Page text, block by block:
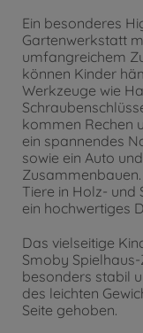
Ein besonderes
Gartenwerkstatt
umfangreichem
können Kinder
Werkzeuge wie
kommen Rechen
ein spannendes
sowie ein Auto
Tiere in Holz- und
ein hochwertiges
Das vielseitige
Smoby
besonders stabil
des leichten
Seite gehoben.